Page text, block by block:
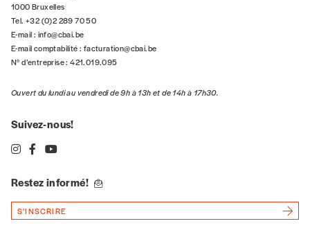
1000 Bruxelles
Tel. +32 (0)2 289 70 50
E-mail : info@cbai.be
E-mail comptabilité : facturation@cbai.be
N° d’entreprise : 421.019.095
Ouvert du lundi au vendredi de 9h à 13h et de 14h à 17h30.
Suivez-nous!
Restez informé!
S'INSCRIRE